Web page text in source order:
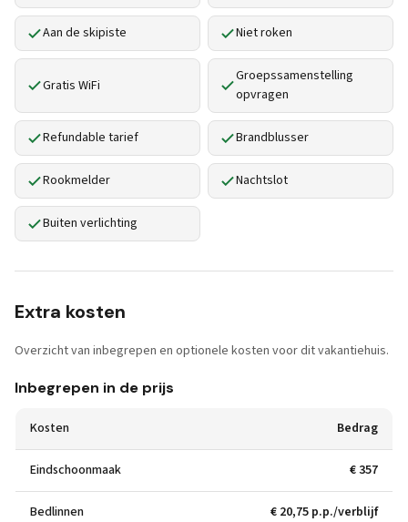
Aan de skipiste Niet roken
Gratis WiFi
Groepssamenstelling
opvragen
Refundable tarief Brandblusser
Rookmelder Nachtslot
Buiten verlichting
Extra kosten
Overzicht van inbegrepen en optionele kosten voor dit vakantiehuis.
Inbegrepen in de prijs
Kosten Bedrag
Eindschoonmaak € 357
Bedlinnen € 20,75 p.p./verblijf